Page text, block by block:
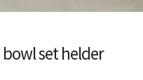
set helder